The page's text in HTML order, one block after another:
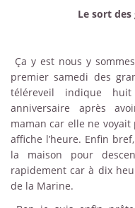
Le sort des
Ça y est nous y
premier samedi des
téléreveil indique
anniversaire après
maman car elle ne voyait
affiche l’heure. Enfin
la maison pour
rapidement car à dix
de la Marine.